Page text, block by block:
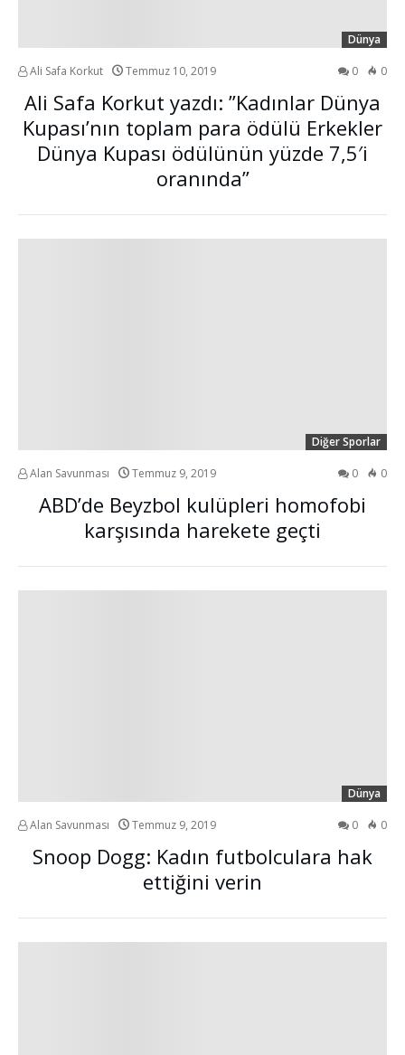
Dünya
Ali Safa Korkut Temmuz 10, 2019 0 0
Ali Safa Korkut yazdı: ”Kadınlar Dünya
Kupası’nın toplam para ödülü Erkekler
Dünya Kupası ödülünün yüzde 7,5′i
oranında”
Diğer Sporlar
Alan Savunması Temmuz 9, 2019 0 0
ABD’de Beyzbol kulüpleri homofobi
karşısında harekete geçti
Dünya
Alan Savunması Temmuz 9, 2019 0 0
Snoop Dogg: Kadın futbolculara hak
ettiğini verin